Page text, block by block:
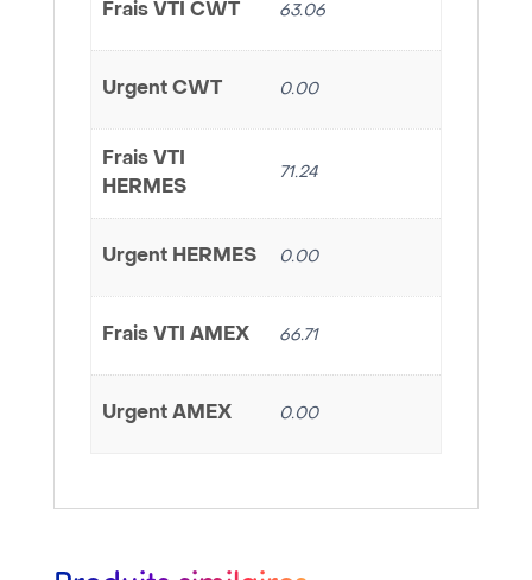
Frais VTI CWT 63.06
Urgent CWT 0.00
Frais VTI
HERMES
71.24
Urgent HERMES 0.00
Frais VTI AMEX 66.71
Urgent AMEX 0.00